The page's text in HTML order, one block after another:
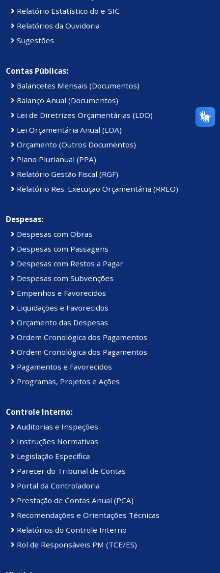
Relatório Estatístico do e-SIC
Relatórios da Ouvidoria
Sugestões
Contas Públicas:
Balancetes Mensais (Documentos)
Balanço Anual (Documentos)
Lei de Diretrizes Orçamentárias (LDO)
Lei Orçamentária Anual (LOA)
Orçamento (Outros Documentos)
Plano Plurianual (PPA)
Relatório Gestão Fiscal (RGF)
Relatório Res. Execução Orçamentária (RREO)
Despesas:
Despesas com Obras
Despesas com Passagens
Despesas com Restos a Pagar
Despesas com Subvenções
Empenhos e Favorecidos
Liquidações e Favorecidos
Orçamento das Despesas
Ordem Cronológica dos Pagamentos
Ordem Cronológica dos Pagamentos
Pagamentos e Favorecidos
Programas, Projetos e Ações
Controle Interno:
Auditorias e Inspeções
Instruções Normativas
Legislação Específica
Parecer do Tribunal de Contas
Portal da Controladoria
Prestação de Contas Anual (PCA)
Recomendações e Orientações Técnicas
Relatórios do Controle Interno
Rol de Responsáveis PM (TCE/ES)